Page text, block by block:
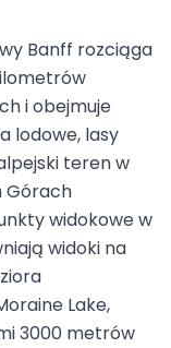
Banff rozciąga
i obejmuje
lodowe, lasy
teren w
Górach
widokowe w
widoki na
Lake,
3000 metrów